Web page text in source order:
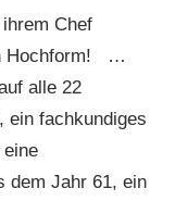
Chef
Hochform! …
alle 22
ein fachkundiges
dem Jahr 61, ein